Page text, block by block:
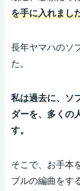
を手に入れまし
長年ヤマハのソ
た。
私は過去に、ソ
ダーを、多くの
す。
そこで、お手本
ブルの編曲をす